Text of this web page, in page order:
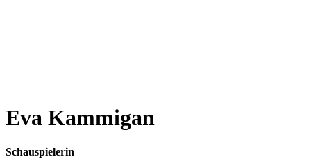
Eva Kammigan
Schauspielerin